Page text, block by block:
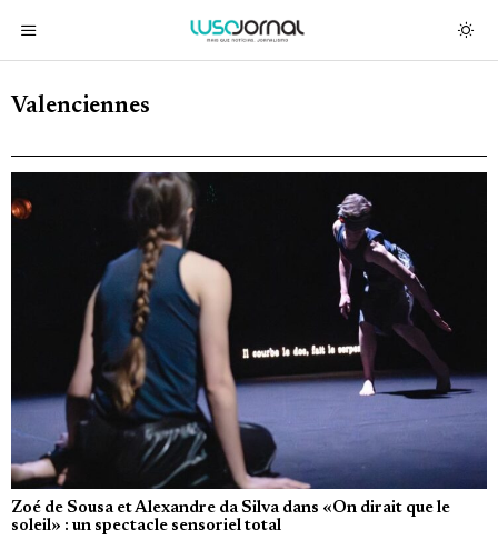
Valenciennes
Zoé de Sousa et Alexandre da Silva dans «On dirait que le
soleil» : un spectacle sensoriel total